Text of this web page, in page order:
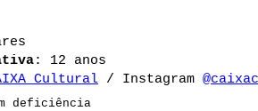
: 12 anos
Cultural / Instagram
deficiência